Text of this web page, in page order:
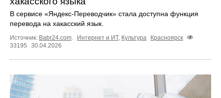
В сервисе «Яндекс-Переводчик» стала доступна функция
перевода на хакасский язык.
Источник: Babr24.com. Интернет и ИТ, Культура
Красноярск
33195
30.04.2026